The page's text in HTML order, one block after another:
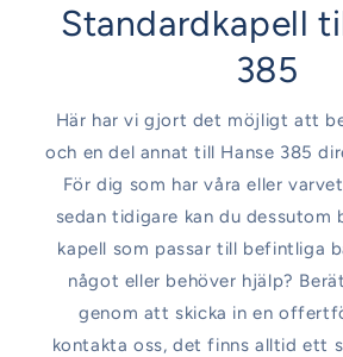
Standardkapell
385
Här har vi gjort det möjligt att
och en del annat till Hanse 385
För dig som har våra eller
sedan tidigare kan du
kapell som passar till befintliga
något eller behöver hjälp?
genom att skicka in en
kontakta oss, det finns alltid ett